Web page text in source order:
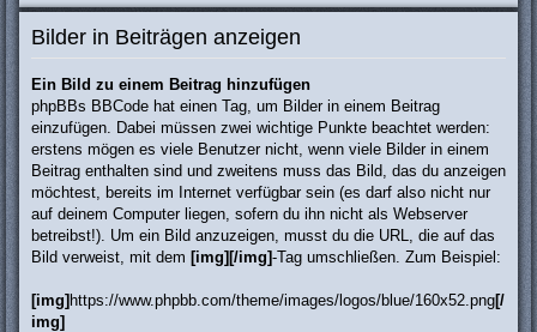
Bilder in Beiträgen anzeigen
Ein Bild zu einem Beitrag hinzufügen
phpBBs BBCode hat einen Tag, um Bilder in einem Beitrag
einzufügen. Dabei müssen zwei wichtige Punkte beachtet werden:
erstens mögen es viele Benutzer nicht, wenn viele Bilder in einem
Beitrag enthalten sind und zweitens muss das Bild, das du anzeigen
möchtest, bereits im Internet verfügbar sein (es darf also nicht nur
auf deinem Computer liegen, sofern du ihn nicht als Webserver
betreibst!). Um ein Bild anzuzeigen, musst du die URL, die auf das
Bild verweist, mit dem [img][/img]-Tag umschließen. Zum Beispiel:
[img] https://www.phpbb.com/theme/images/logos/blue/160x52.png[/
img]